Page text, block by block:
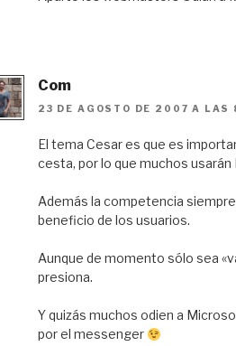
Com
23 DE AGOSTO DE 2007 A LAS
El tema Cesar es que es
cesta, por lo que muchos
Además la competencia
beneficio de los usuarios.
Aunque de momento sólo sea
presiona.
Y quizás muchos odien a
por el messenger